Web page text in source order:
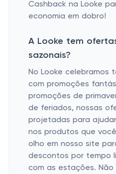
Cashback na Looke
economia em dobro!
A Looke tem
sazonais?
No Looke celebramos
com promoções
promoções de
de feriados, nossas
projetadas para
nos produtos que
olho em nosso site
descontos por tempo
com as estações.